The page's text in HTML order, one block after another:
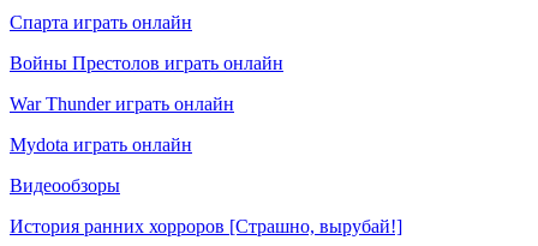
Спарта играть онлайн
Войны Престолов играть онлайн
War Thunder играть онлайн
Mydota играть онлайн
Видеообзоры
История ранних хорроров [Страшно, вырубай!]